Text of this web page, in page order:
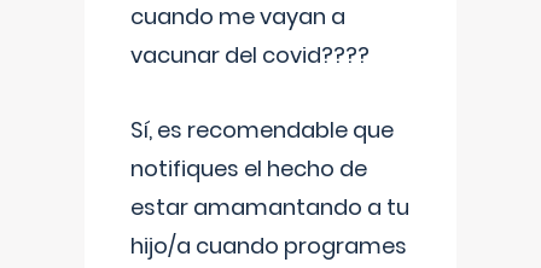
cuando me vayan a
vacunar del covid????
Sí, es recomendable que
notifiques el hecho de
estar amamantando a tu
hijo/a cuando programes